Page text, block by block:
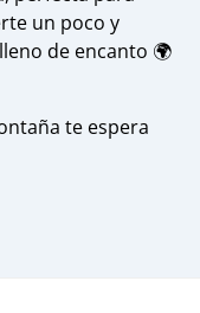
un poco y
de encanto 🌍
te espera